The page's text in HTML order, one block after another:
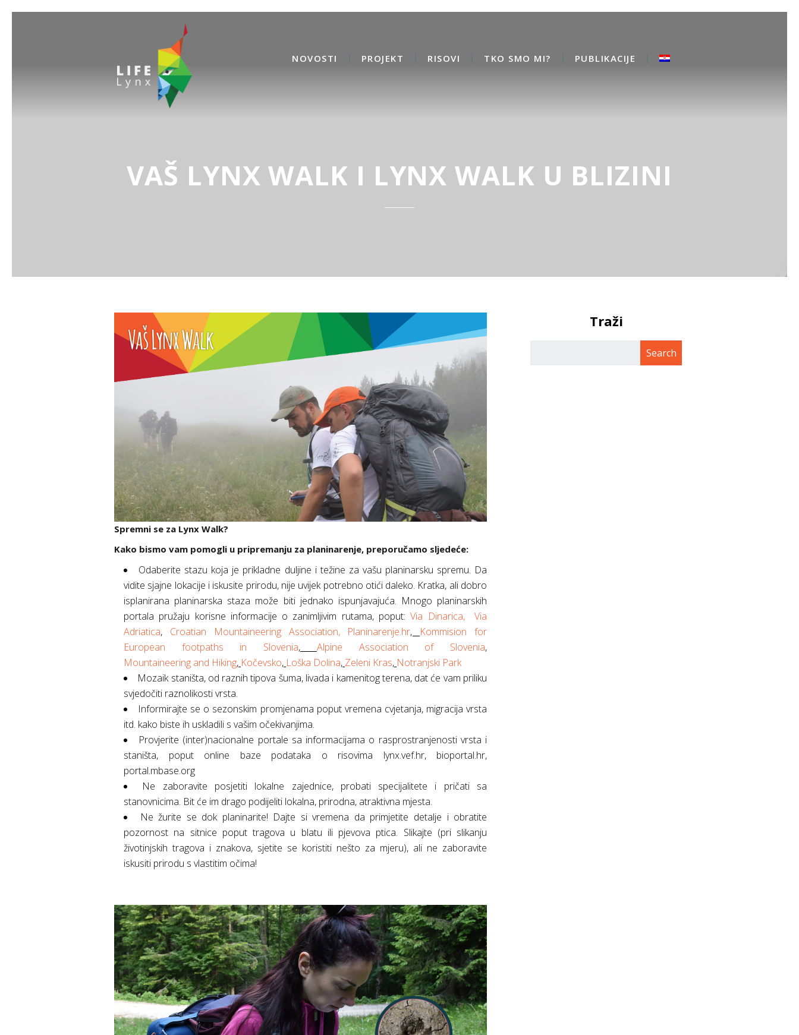
NOVOSTI PROJEKT RISOVI TKO SMO MI? PUBLIKACIJE
VAŠ LYNX WALK I LYNX WALK U BLIZINI
Spremni se za Lynx Walk?
Kako bismo vam pomogli u pripremanju za planinarenje, preporučamo sljedeće:
Odaberite stazu koja je prikladne duljine i težine za vašu planinarsku spremu. Da
vidite sjajne lokacije i iskusite prirodu, nije uvijek potrebno otići daleko. Kratka, ali dobro
isplanirana planinarska staza može biti jednako ispunjavajuća. Mnogo planinarskih
portala pružaju korisne informacije o zanimljivim rutama, poput: Via Dinarica,
Via
Adriatica, Croatian Mountaineering Association, Planinarenje.hr, Kommision for
European footpaths in Slovenia, Alpine Association of Slovenia,
Mountaineering and Hiking, Kočevsko, Loška Dolina, Zeleni Kras, Notranjski Park
Mozaik staništa, od raznih tipova šuma, livada i kamenitog terena, dat će vam priliku
svjedočiti raznolikosti vrsta.
Informirajte se o sezonskim promjenama poput vremena cvjetanja, migracija vrsta
itd. kako biste ih uskladili s vašim očekivanjima.
Provjerite (inter)nacionalne portale sa informacijama o rasprostranjenosti vrsta i
staništa, poput online baze podataka o risovima lynx.vef.hr, bioportal.hr,
portal.mbase.org
Ne zaboravite posjetiti lokalne zajednice, probati specijalitete i pričati sa
stanovnicima. Bit će im drago podijeliti lokalna, prirodna, atraktivna mjesta.
Ne žurite se dok planinarite! Dajte si vremena da primjetite detalje i obratite
pozornost na sitnice poput tragova u blatu ili pjevova ptica. Slikajte (pri slikanju
životinjskih tragova i znakova, sjetite se koristiti nešto za mjeru), ali ne zaboravite
iskusiti prirodu s vlastitim očima!
Traži